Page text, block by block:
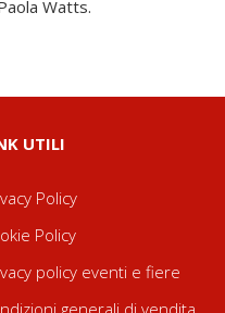
Watts.
UTILI
Policy
Policy
policy eventi e fiere
generali di vendita